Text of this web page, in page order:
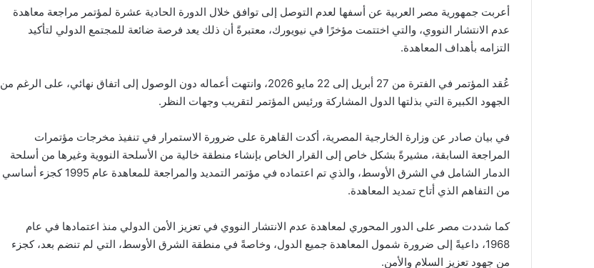
أعربت جمهورية مصر العربية عن أسفها لعدم التوصل إلى توافق خلال الدورة الحادية عشرة لمؤتمر مراجعة معاهدة
عدم الانتشار النووي، والتي اختتمت مؤخرًا في نيويورك، معتبرةً أن ذلك يعد فرصة ضائعة للمجتمع الدولي لتأكيد
التزامه بأهداف المعاهدة.
عُقد المؤتمر في الفترة من 27 أبريل إلى 22 مايو 2026، وانتهت أعماله دون الوصول إلى اتفاق نهائي، على الرغم من
الجهود الكبيرة التي بذلتها الدول المشاركة ورئيس المؤتمر لتقريب وجهات النظر.
في بيان صادر عن وزارة الخارجية المصرية، أكدت القاهرة على ضرورة الاستمرار في تنفيذ مخرجات مؤتمرات
المراجعة السابقة، مشيرةً بشكل خاص إلى القرار الخاص بإنشاء منطقة خالية من الأسلحة النووية وغيرها من أسلحة
الدمار الشامل في الشرق الأوسط، والذي تم اعتماده في مؤتمر التمديد والمراجعة للمعاهدة عام 1995 كجزء أساسي
من التفاهم الذي أتاح تمديد المعاهدة.
كما شددت مصر على الدور المحوري لمعاهدة عدم الانتشار النووي في تعزيز الأمن الدولي منذ اعتمادها في عام
1968، داعيةً إلى ضرورة شمول المعاهدة جميع الدول، وخاصةً في منطقة الشرق الأوسط، التي لم تنضم بعد، كجزء
من جهود تعزيز السلام والأمن.